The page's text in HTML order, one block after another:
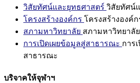
วิสัยทัศน์และยุทธศาสตร์ วิสัยทัศน์
โครงสร้างองค์กร โครงสร้างองค์ก
สภามหาวิทยาลัย สภามหาวิทยาลัย
การเปิดเผยข้อมูลสู่สาธารณะ การ
สาธารณะ
บริจาคให้จุฬาฯ